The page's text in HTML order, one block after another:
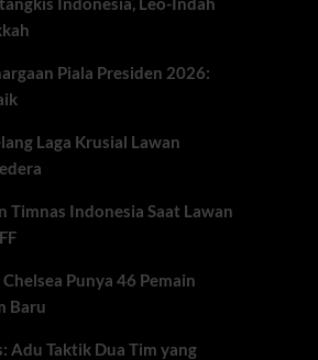
Piala Presiden 2026:
Laga Krusial Lawan
Timnas Indonesia Saat Lawan
Punya 46 Pemain
Baru
Adu Taktik Dua Tim yang